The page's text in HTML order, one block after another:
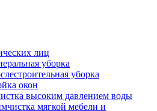
лиц
уборка
уборка
окон
высоким давлением воды
мягкой мебели и